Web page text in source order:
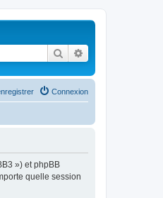
Rechercher
Connexion
») et phpBB
quelle session